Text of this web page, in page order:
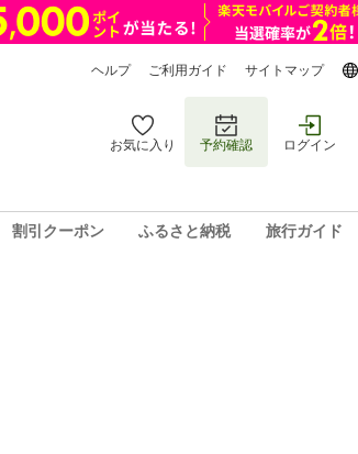
ヘルプ ご利用ガイド サイトマップ
お気に入り 予約確認 ログイン
割引クーポン ふるさと納税 旅行ガイド